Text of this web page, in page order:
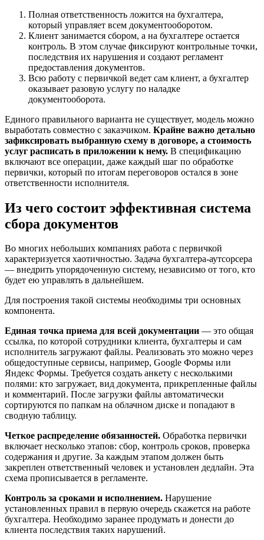
Полная ответственность ложится на бухгалтера,
который управляет всем документооборотом.
Клиент занимается сбором, а на бухгалтере остается
контроль. В этом случае фиксируют контрольные точки,
последствия их нарушения и создают регламент
предоставления документов.
Всю работу с первичкой ведет сам клиент, а бухгалтер
оказывает разовую услугу по наладке
документооборота.
Единого правильного варианта не существует, модель можно
выработать совместно с заказчиком. Крайне важно детально
зафиксировать выбранную схему в договоре, а стоимость
услуг расписать в приложении к нему. В спецификацию
включают все операции, даже каждый шаг по обработке
первички, который по итогам переговоров остался в зоне
ответственности исполнителя.
Из чего состоит эффективная система
сбора документов
Во многих небольших компаниях работа с первичкой
характеризуется хаотичностью. Задача бухгалтера-аутсорсера
— внедрить упорядоченную систему, независимо от того, кто
будет ею управлять в дальнейшем.
Для построения такой системы необходимы три основных
компонента.
Единая точка приема для всей документации — это общая
ссылка, по которой сотрудники клиента, бухгалтеры и сам
исполнитель загружают файлы. Реализовать это можно через
общедоступные сервисы, например, Google Формы или
Яндекс Формы. Требуется создать анкету с несколькими
полями: кто загружает, вид документа, прикрепленные файлы
и комментарий. После загрузки файлы автоматически
сортируются по папкам на облачном диске и попадают в
сводную таблицу.
Четкое распределение обязанностей. Обработка первички
включает несколько этапов: сбор, контроль сроков, проверка
содержания и другие. За каждым этапом должен быть
закреплен ответственный человек и установлен дедлайн. Эта
схема прописывается в регламенте.
Контроль за сроками и исполнением. Нарушение
установленных правил в первую очередь скажется на работе
бухгалтера. Необходимо заранее продумать и донести до
клиента последствия таких нарушений.